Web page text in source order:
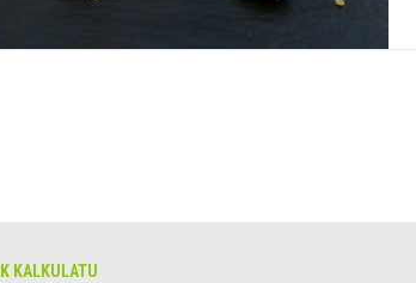
KALKULATU